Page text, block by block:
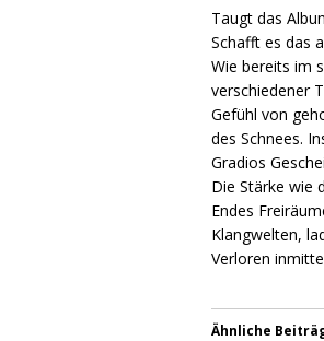
Taugt das
Schafft es das
Wie bereits im
verschiedener
Gefühl von
des Schnees.
Gradios
Die Stärke wie
Endes
Klangwelten,
Verloren
Ähnliche